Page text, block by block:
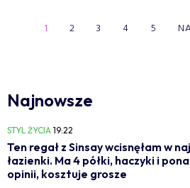
1 2 3 4 5
Najnowsze
STYL ŻYCIA 19:22
Ten regał z Sinsay wcisnęłam w
łazienki. Ma 4 półki, haczyki i
opinii, kosztuje grosze